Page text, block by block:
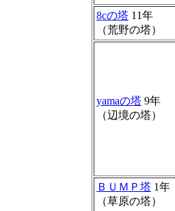
8cの塔 11年
（荒野の塔）
yamaの塔 9年
（辺境の塔）
ＢＵＭＰ塔 1年
（草原の塔）